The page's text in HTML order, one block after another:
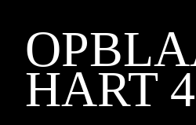
HART